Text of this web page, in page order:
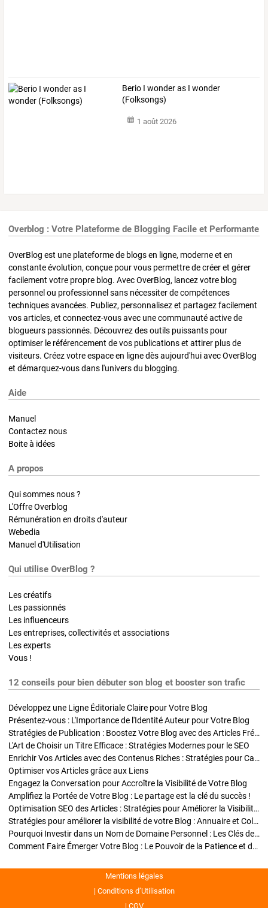
Berio I wonder as I wonder
(Folksongs)
1 août 2026
Overblog : Votre Plateforme de Blogging Facile et Performante
OverBlog est une plateforme de blogs en ligne, moderne et en
constante évolution, conçue pour vous permettre de créer et gérer
facilement votre propre blog. Avec OverBlog, lancez votre blog
personnel ou professionnel sans nécessiter de compétences
techniques avancées. Publiez, personnalisez et partagez facilement
vos articles, et connectez-vous avec une communauté active de
blogueurs passionnés. Découvrez des outils puissants pour
optimiser le référencement de vos publications et attirer plus de
visiteurs. Créez votre espace en ligne dès aujourd'hui avec OverBlog
et démarquez-vous dans l'univers du blogging.
Aide
Manuel
Contactez nous
Boite à idées
A propos
Qui sommes nous ?
L'Offre Overblog
Rémunération en droits d'auteur
Webedia
Manuel d'Utilisation
Qui utilise OverBlog ?
Les créatifs
Les passionnés
Les influenceurs
Les entreprises, collectivités et associations
Les experts
Vous !
12 conseils pour bien débuter son blog et booster son trafic
Développez une Ligne Éditoriale Claire pour Votre Blog
Présentez-vous : L'Importance de l'Identité Auteur pour Votre Blog
Stratégies de Publication : Boostez Votre Blog avec des Articles Fréquents et Exclusifs
L'Art de Choisir un Titre Efficace : Stratégies Modernes pour le SEO
Enrichir Vos Articles avec des Contenus Riches : Stratégies pour Captiver et Optimiser
Optimiser vos Articles grâce aux Liens
Engagez la Conversation pour Accroître la Visibilité de Votre Blog
Amplifiez la Portée de Votre Blog : Le partage est la clé du succès !
Optimisation SEO des Articles : Stratégies pour Améliorer la Visibilité de Votre Blog
Stratégies pour améliorer la visibilité de votre Blog : Annuaire et Collaborations
Pourquoi Investir dans un Nom de Domaine Personnel : Les Clés de la Réussite de Votre Blog
Comment Faire Émerger Votre Blog : Le Pouvoir de la Patience et de la Persévérance
Mentions légales
Conditions d’Utilisation
CGV